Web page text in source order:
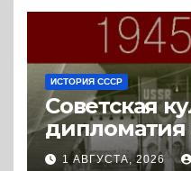
ИСТОРИЯ СССР
Советская
дипломатия
Холодной
1 АВГУСТА, 2026